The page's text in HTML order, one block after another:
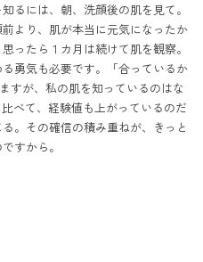
るには、朝、洗顔後の肌を見て。
より、肌が本当に元気になったか
ったら１カ月は続けて肌を観察。
勇気も必要です。「合っているか
すが、私の肌を知っているのはな
べて、経験値も上がっているのだ
。その確信の積み重ねが、きっと
すから。